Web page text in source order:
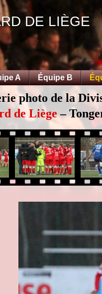
DE LIÈGE
A Équipe B
photo de la
de Liège–